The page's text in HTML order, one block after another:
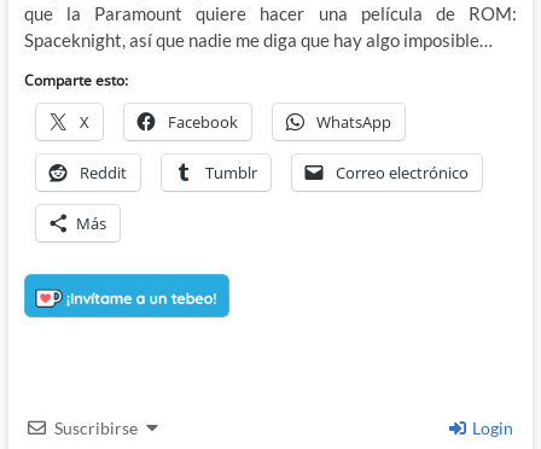
que la Paramount quiere hacer una película de ROM:
Spaceknight, así que nadie me diga que hay algo imposible…
Comparte esto:
X Facebook WhatsApp
Reddit Tumblr Correo electrónico
Más
Suscribirse Login